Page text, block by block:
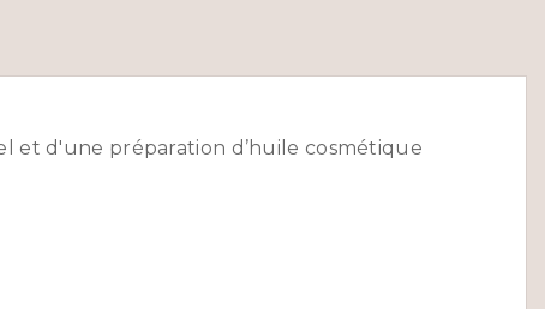
et d'une préparation d’huile cosmétique